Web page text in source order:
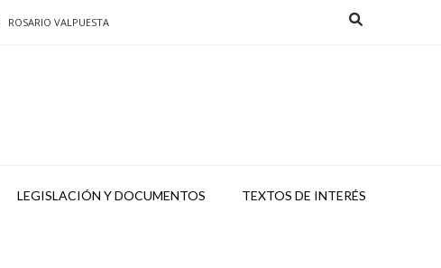
ROSARIO VALPUESTA
LEGISLACIÓN Y DOCUMENTOS TEXTOS DE INTERÉS